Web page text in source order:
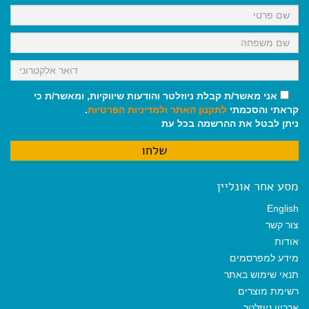
k
p
m
אני מאשר/ת קבלת ניוזלטר והודעות שיווקיות, ומאשר/ת כי
קראתי והסכמתי לתקנון האתר ולמדיניות הפרטיות.
ניתן לבטל את ההרשמה בכל עת
מסע אחר אונליין
English
צור קשר
אודות
מידע למפרסמים
תנאי שימוש באתר
רשימת מוצרים